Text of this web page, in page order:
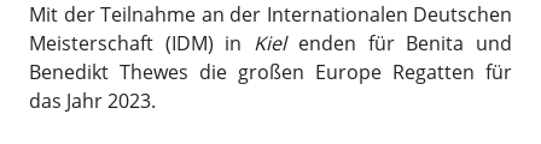
Mit der Teilnahme an der Internationalen Deutschen
Meisterschaft (IDM) in Kiel enden für Benita und
Benedikt Thewes die großen Europe Regatten für
das Jahr 2023.